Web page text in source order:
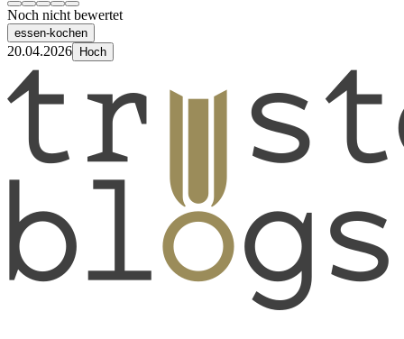
Noch nicht bewertet
essen-kochen
20.04.2026 Hoch